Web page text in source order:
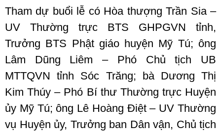
Tham dự buổi lễ có Hòa thượng Trần Sia –
UV Thường trực BTS GHPGVN tỉnh,
Trưởng BTS Phật giáo huyện Mỹ Tú; ông
Lâm Dũng Liêm – Phó Chủ tịch UB
MTTQVN tỉnh Sóc Trăng; bà Dương Thị
Kim Thúy – Phó Bí thư Thường trực Huyện
ủy Mỹ Tú; ông Lê Hoàng Điệt – UV Thường
vụ Huyện ủy, Trưởng ban Dân vận, Chủ tịch